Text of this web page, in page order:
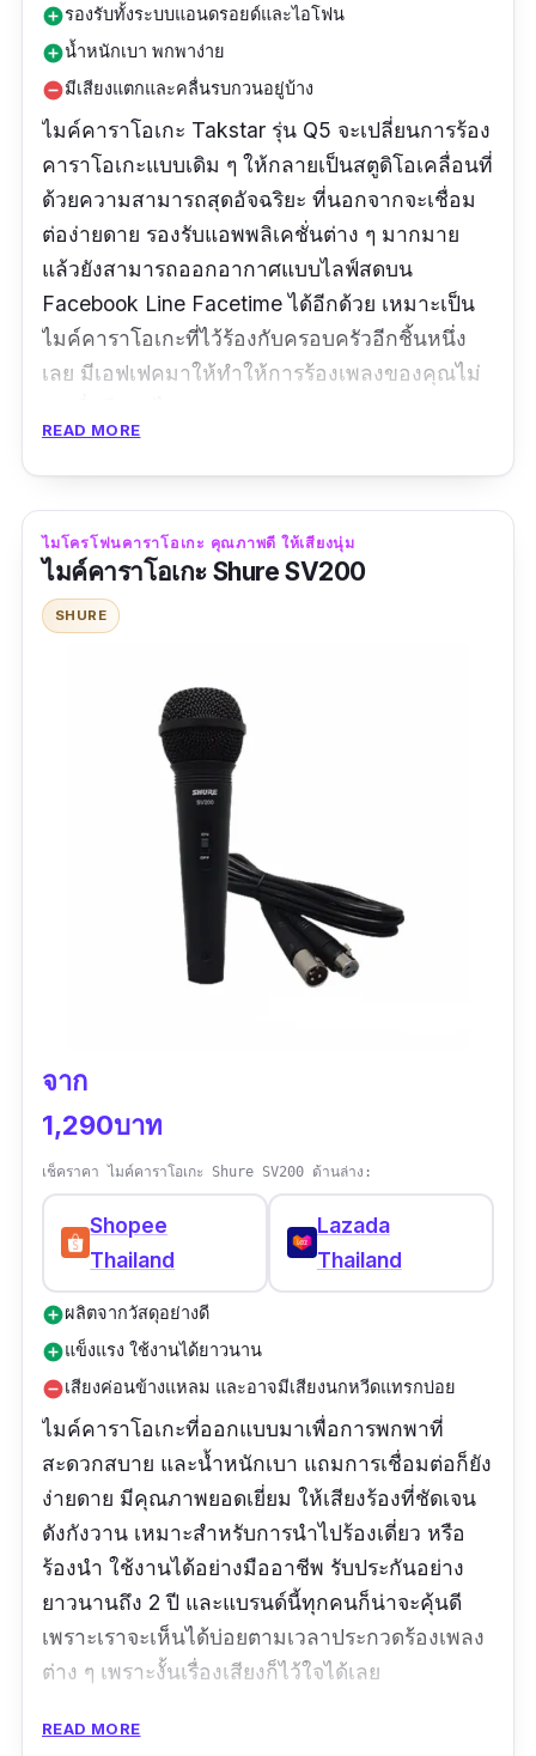
add_circleรองรับทั้งระบบแอนดรอยด์และไอโฟน
add_circleน้ำหนักเบา พกพาง่าย
remove_circleมีเสียงแตกและคลื่นรบกวนอยู่บ้าง
ไมค์คาราโอเกะ Takstar รุ่น Q5 จะเปลี่ยนการร้อง
คาราโอเกะแบบเดิม ๆ ให้กลายเป็นสตูดิโอเคลื่อนที่
ด้วยความสามารถสุดอัจฉริยะ ที่นอกจากจะเชื่อม
ต่อง่ายดาย รองรับแอพพลิเคชั่นต่าง ๆ มากมาย
แล้วยังสามารถออกอากาศแบบไลฟ์สดบน
Facebook Line Facetime ได้อีกด้วย เหมาะเป็น
ไมค์คาราโอเกะที่ไว้ร้องกับครอบครัวอีกชิ้นหนึ่ง
เลย มีเอฟเฟคมาให้ทำให้การร้องเพลงของคุณไม่
รวมชอบมากค่ะ
READ MORE
ไมโครโฟนคาราโอเกะ คุณภาพดี ให้เสียงนุ่ม
ไมค์คาราโอเกะ Shure SV200
SHURE
จาก
1,290บาท
เช็คราคา ไมค์คาราโอเกะ Shure SV200 ด้านล่าง:
Shopee
Thailand
Lazada
Thailand
add_circleผลิตจากวัสดุอย่างดี
add_circleแข็งแรง ใช้งานได้ยาวนาน
remove_circleเสียงค่อนข้างแหลม และอาจมีเสียงนกหวีดแทรกบ่อย
ไมค์คาราโอเกะที่ออกแบบมาเพื่อการพกพาที่
สะดวกสบาย และน้ำหนักเบา แถมการเชื่อมต่อก็ยัง
ง่ายดาย มีคุณภาพยอดเยี่ยม ให้เสียงร้องที่ชัดเจน
ดังกังวาน เหมาะสำหรับการนำไปร้องเดี่ยว หรือ
ร้องนำ ใช้งานได้อย่างมืออาชีพ รับประกันอย่าง
ยาวนานถึง 2 ปี และแบรนด์นี้ทุกคนก็น่าจะคุ้นดี
เพราะเราจะเห็นได้บ่อยตามเวลาประกวดร้องเพลง
ต่าง ๆ เพราะงั้นเรื่องเสียงก็ไว้ใจได้เลย
รีวิวจากผู้ซื้อ
READ MORE